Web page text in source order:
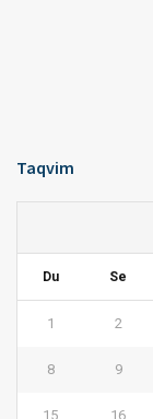
Taqvim
Du Se
1 2
8 9
15 16